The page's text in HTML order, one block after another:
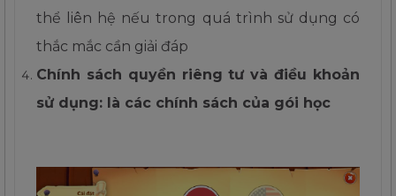
thể liên hệ nếu trong quá trình sử dụng có
thắc mắc cần giải đáp
Chính sách quyền riêng tư và điều khoản
sử dụng: là các chính sách của gói học